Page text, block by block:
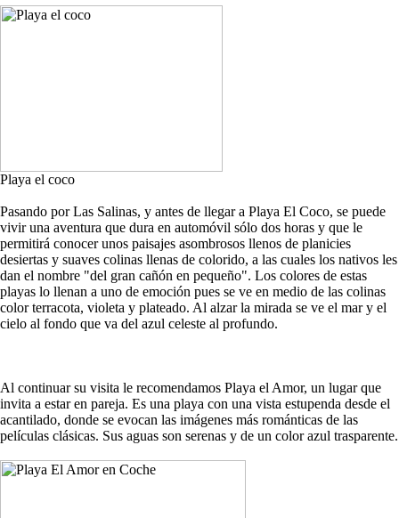
Playa el coco
Pasando por Las Salinas, y antes de llegar a Playa El Coco, se puede
vivir una aventura que dura en automóvil sólo dos horas y que le
permitirá conocer unos paisajes asombrosos llenos de planicies
desiertas y suaves colinas llenas de colorido, a las cuales los nativos les
dan el nombre "del gran cañón en pequeño". Los colores de estas
playas lo llenan a uno de emoción pues se ve en medio de las colinas
color terracota, violeta y plateado. Al alzar la mirada se ve el mar y el
cielo al fondo que va del azul celeste al profundo.
Al continuar su visita le recomendamos Playa el Amor, un lugar que
invita a estar en pareja. Es una playa con una vista estupenda desde el
acantilado, donde se evocan las imágenes más románticas de las
películas clásicas. Sus aguas son serenas y de un color azul trasparente.